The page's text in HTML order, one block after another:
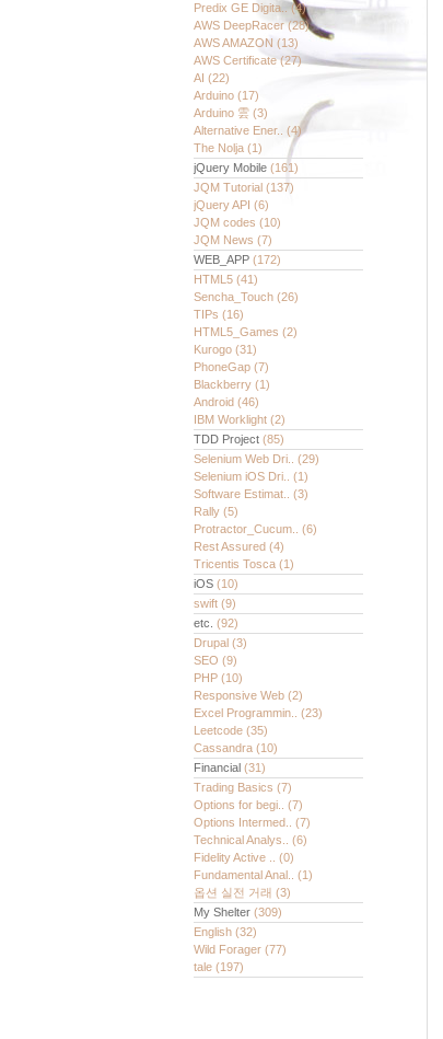
Predix GE Digita.. (4)
AWS DeepRacer(28)
AWS AMAZON (13)
AWS Certificate(27)
AI (22)
Arduino (17)
Arduino 雲 (3)
Alternative Ener.. (4)
The Nolja (1)
jQuery Mobile (161)
JQM Tutorial (137)
jQuery API (6)
JQM codes (10)
JQM News (7)
WEB_APP (172)
HTML5 (41)
Sencha_Touch (26)
TIPs (16)
HTML5_Games (2)
Kurogo (31)
PhoneGap (7)
Blackberry (1)
Android (46)
IBM Worklight (2)
TDD Project (85)
Selenium Web Dri.. (29)
Selenium iOS Dri.. (1)
Software Estimat.. (3)
Rally (5)
Protractor_Cucum.. (6)
Rest Assured (4)
Tricentis Tosca (1)
iOS (10)
swift (9)
etc. (92)
Drupal (3)
SEO (9)
PHP (10)
Responsive Web (2)
Excel Programmin.. (23)
Leetcode (35)
Cassandra (10)
Financial (31)
Trading Basics (7)
Options for begi.. (7)
Options Intermed.. (7)
Technical Analys.. (6)
Fidelity Active .. (0)
Fundamental Anal.. (1)
옵션 실전 거래 (3)
My Shelter (309)
English (32)
Wild Forager (77)
tale (197)